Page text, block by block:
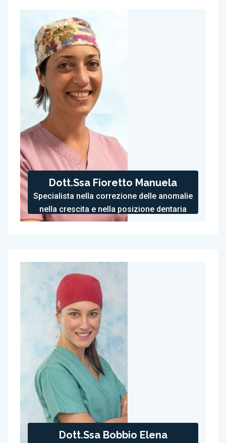
Dott.ssa Fioretto Manuela
Specialista nella correzione delle anomalie
nella crescita e nella posizione dentaria
Dott.ssa Bobbio Elena